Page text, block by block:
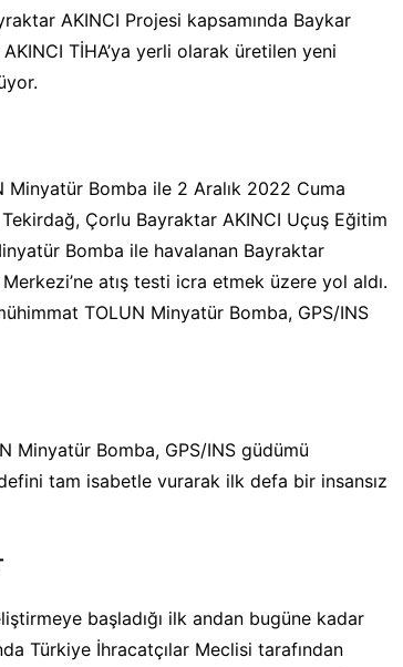
AKINCI Projesi kapsamında Baykar
TİHA’ya yerli olarak üretilen yeni
Minyatür Bomba ile 2 Aralık 2022 Cuma
Çorlu Bayraktar AKINCI Uçuş Eğitim
Bomba ile havalanan Bayraktar
atış testi icra etmek üzere yol aldı.
TOLUN Minyatür Bomba, GPS/INS
Minyatür Bomba, GPS/INS güdümü
tam isabetle vurarak ilk defa bir insansız
başladığı ilk andan bugüne kadar
Türkiye İhracatçılar Meclisi tarafından